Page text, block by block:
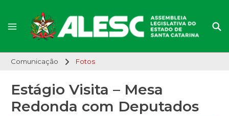
Comunicação Fotos
Estágio Visita – Mesa
Redonda com Deputados